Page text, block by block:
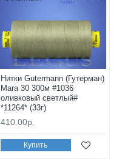
Нитки Gutermann (Гутерман)
Mara 30 300м #1036
оливковый светлый#
*11264* (33г)
410.00р.
Купить